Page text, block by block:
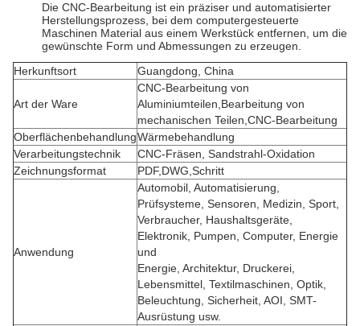
Die CNC-Bearbeitung ist ein präziser und automatisierter
Herstellungsprozess, bei dem computergesteuerte
Maschinen Material aus einem Werkstück entfernen, um die
gewünschte Form und Abmessungen zu erzeugen.
Herkunftsort
Guangdong, China
Art der Ware
CNC-Bearbeitung von
Aluminiumteilen,Bearbeitung von
mechanischen Teilen,CNC-Bearbeitung
OberflächenbehandlungWärmebehandlung
Verarbeitungstechnik
CNC-Fräsen, Sandstrahl-Oxidation
Zeichnungsformat
PDF,DWG,Schritt
Anwendung
Automobil, Automatisierung,
Prüfsysteme, Sensoren, Medizin, Sport,
Verbraucher, Haushaltsgeräte,
Elektronik, Pumpen, Computer, Energie
und
Energie, Architektur, Druckerei,
Lebensmittel, Textilmaschinen, Optik,
Beleuchtung, Sicherheit, AOI, SMT-
Ausrüstung usw.